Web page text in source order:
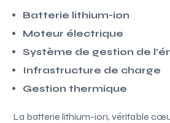
Batterie lithium-ion
Moteur électrique
Système de gestion de
Infrastructure de charge
Gestion thermique
La batterie lithium-ion, véritable